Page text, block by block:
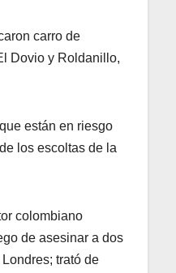
carro de
Dovio y Roldanillo,
están en riesgo
los escoltas de la
colombiano
de asesinar a dos
trató de